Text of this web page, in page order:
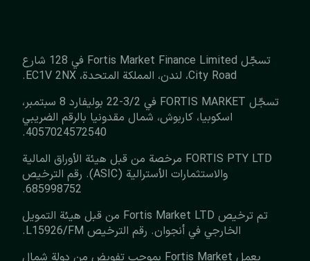
تسجّل Fortis Market Finance Limited في 128 شارع
City Road، لندن، المملكة المتحدة، EC1V 2NX.
تسجّل FORTIS MARKET في 3/2-22 بوليفارد 8 سبتمبر،
اسكوبيا، كاربوش، شمال مقدونيا بالرقم الضريبي
4057024572540.
‏FORTIS PTY LTD مرخصة من قبل هيئة الأوراق المالية
والاستثمارات الأسترالية (ASIC). رقم الترخيص
685998752.
تم ترخيص Fortis Market LTD من قبل هيئة التمويل
الخارجي في أنجوان. رقم الترخيص L15926/FM.